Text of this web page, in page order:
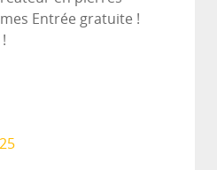
Entrée gratuite !